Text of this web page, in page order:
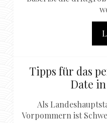
Tipps für das
Date
Als
Vorpommern ist